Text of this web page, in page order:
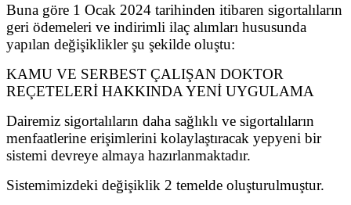
Buna göre 1 Ocak 2024 tarihinden itibaren sigortalıların
geri ödemeleri ve indirimli ilaç alımları hususunda
yapılan değişiklikler şu şekilde oluştu:
KAMU VE SERBEST ÇALIŞAN DOKTOR
REÇETELERİ HAKKINDA YENİ UYGULAMA
Dairemiz sigortalıların daha sağlıklı ve sigortalıların
menfaatlerine erişimlerini kolaylaştıracak yepyeni bir
sistemi devreye almaya hazırlanmaktadır.
Sistemimizdeki değişiklik 2 temelde oluşturulmuştur.